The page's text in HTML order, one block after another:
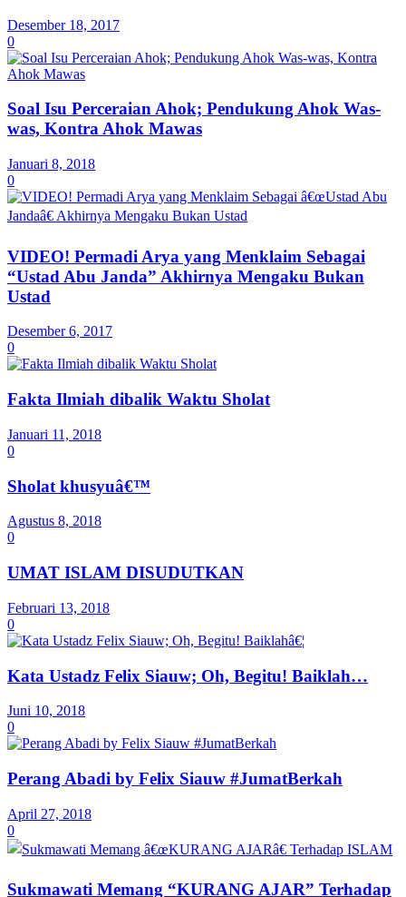
Desember 18, 2017
0
Soal Isu Perceraian Ahok; Pendukung Ahok Was-
was, Kontra Ahok Mawas
Januari 8, 2018
0
VIDEO! Permadi Arya yang Menklaim Sebagai
“Ustad Abu Janda” Akhirnya Mengaku Bukan
Ustad
Desember 6, 2017
0
Fakta Ilmiah dibalik Waktu Sholat
Januari 11, 2018
0
Sholat khusyuâ€™
Agustus 8, 2018
0
UMAT ISLAM DISUDUTKAN
Februari 13, 2018
0
Kata Ustadz Felix Siauw; Oh, Begitu! Baiklah…
Juni 10, 2018
0
Perang Abadi by Felix Siauw #JumatBerkah
April 27, 2018
0
Sukmawati Memang “KURANG AJAR” Terhadap